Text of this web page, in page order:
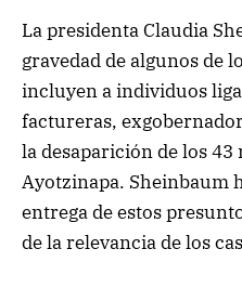
La presidenta Claudia
gravedad de algunos de
incluyen a individuos
factureras,
la desaparición de los 43
Ayotzinapa. Sheinbaum
entrega de estos
de la relevancia de los